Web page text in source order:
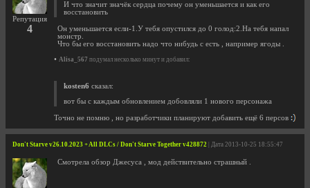
Репутация
4
И что значит значёк сердца почему он уменьшается и как его
восстановить
Он уменьшается если-1.У тебя опустился до 0 голод:2.На тебя напал
монстр.
Что бы его восстановить надо что нибудь с есть , например ягоды .
• Alisa_567 подумал несколько минут и добавил:
kosten6 сказал:
вот бы с каждым обновлением добовляли 1 нового персонажа
Точно не помню , но разработчики планируют добавить ещё 6 персов
Don't Starve v26.10.2023 + All DLCs / Don't Starve Together v428872 | Дата 2013-10-25 18:55:47
Смотрела обзор Джесуса , мод действительно страшный .